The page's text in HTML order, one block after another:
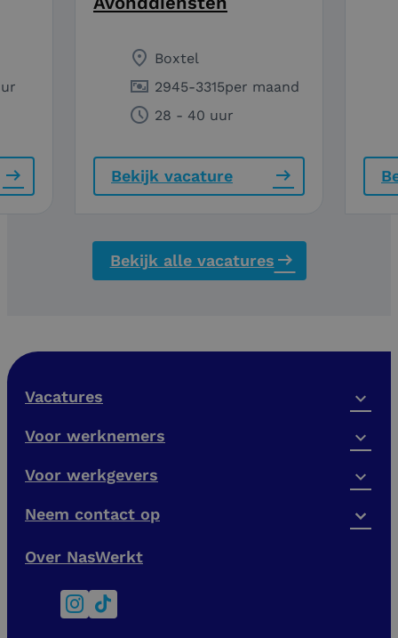
Boxtel
2945-3315per maand
28 - 40 uur
Bekijk vacature
Bekijk alle vacatures
Vacatures
Voor werknemers
Voor werkgevers
Neem contact op
Over NasWerkt